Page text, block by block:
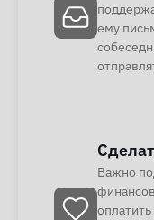
ему
Важно